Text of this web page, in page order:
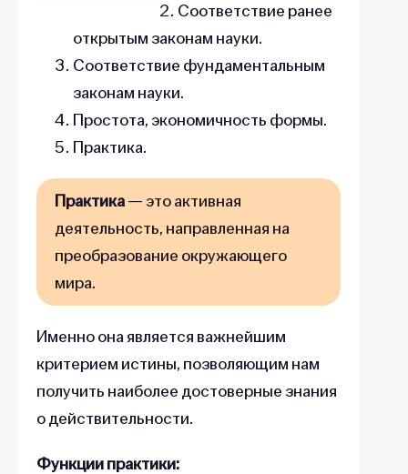
Соответствие ранее
открытым законам науки.
Соответствие фундаментальным
законам науки.
Простота, экономичность формы.
Практика.
Практика— это активная
деятельность, направленная на
преобразование окружающего
мира.
Именно она является важнейшим
критерием истины, позволяющим нам
получить наиболее достоверные знания
о действительности.
Функции практики: